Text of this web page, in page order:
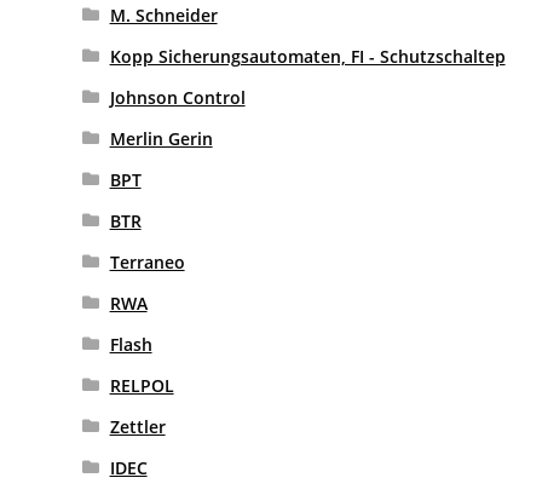
M. Schneider
Kopp Sicherungsautomaten, FI - Schutzschaltep
Johnson Control
Merlin Gerin
BPT
BTR
Terraneo
RWA
Flash
RELPOL
Zettler
IDEC